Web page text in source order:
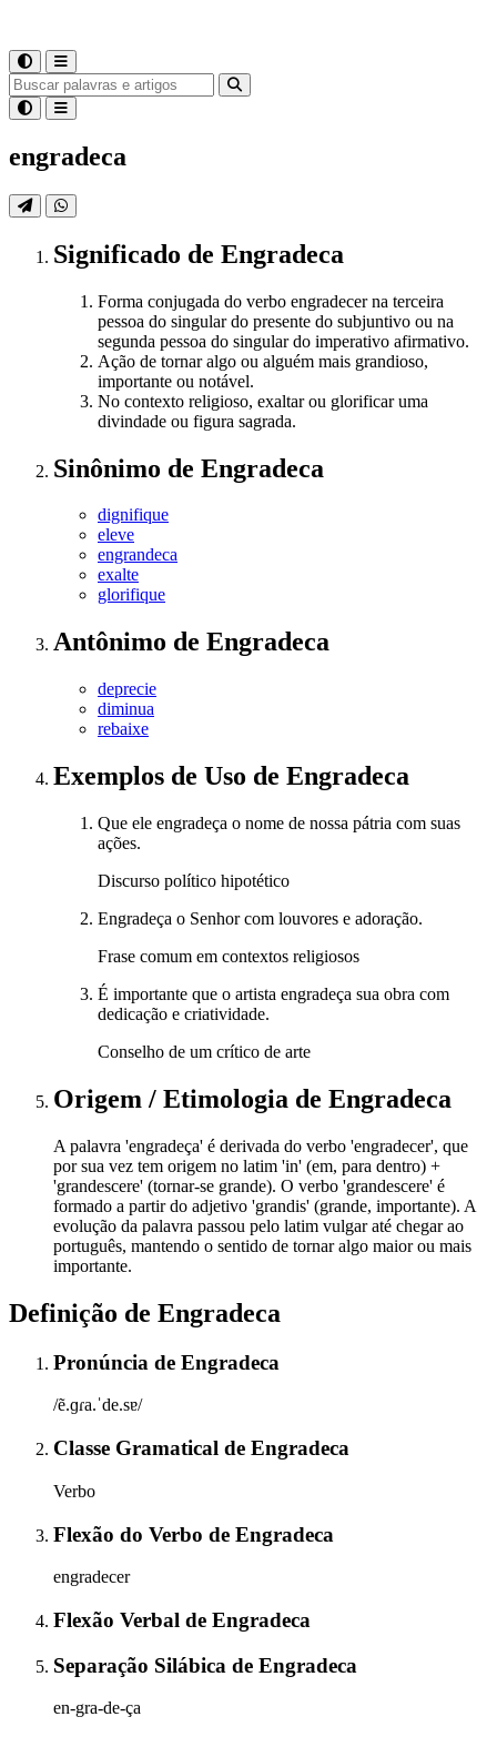
engradeca
Significado de Engradeca
Forma conjugada do verbo engradecer na terceira
pessoa do singular do presente do subjuntivo ou na
segunda pessoa do singular do imperativo afirmativo.
Ação de tornar algo ou alguém mais grandioso,
importante ou notável.
No contexto religioso, exaltar ou glorificar uma
divindade ou figura sagrada.
Sinônimo de Engradeca
dignifique
eleve
engrandeca
exalte
glorifique
Antônimo de Engradeca
deprecie
diminua
rebaixe
Exemplos de Uso de Engradeca
Que ele engradeça o nome de nossa pátria com suas
ações.
Discurso político hipotético
Engradeça o Senhor com louvores e adoração.
Frase comum em contextos religiosos
É importante que o artista engradeça sua obra com
dedicação e criatividade.
Conselho de um crítico de arte
Origem / Etimologia de Engradeca
A palavra 'engradeça' é derivada do verbo 'engradecer', que
por sua vez tem origem no latim 'in' (em, para dentro) +
'grandescere' (tornar-se grande). O verbo 'grandescere' é
formado a partir do adjetivo 'grandis' (grande, importante). A
evolução da palavra passou pelo latim vulgar até chegar ao
português, mantendo o sentido de tornar algo maior ou mais
importante.
Definição de Engradeca
Pronúncia de Engradeca
/ẽ.ɡɾa.ˈde.sɐ/
Classe Gramatical de Engradeca
Verbo
Flexão do Verbo de Engradeca
engradecer
Flexão Verbal de Engradeca
Separação Silábica de Engradeca
en-gra-de-ça